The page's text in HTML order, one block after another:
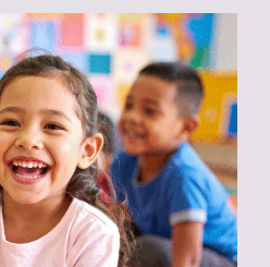
SALUD
DENTAL:
CÓMO
DISFRUTAR
DE
LAS
CHUCHES
SIN
DAÑAR
LOS
DIENTES